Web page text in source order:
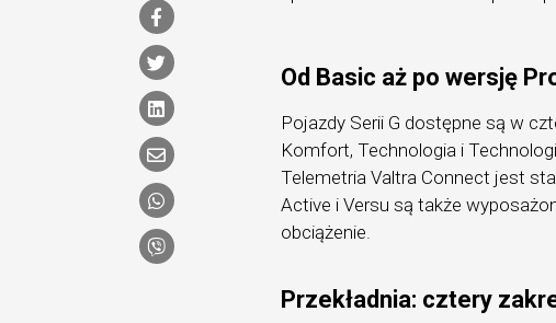
Od Basic aż po wersję
Pojazdy Serii G dostępne są w
Komfort, Technologia i
Telemetria Valtra Connect jest
Active i Versu są także
obciążenie.
Przekładnia: cztery